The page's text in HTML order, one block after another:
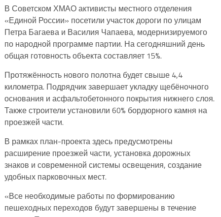
В Советском ХМАО активисты местного отделения
«Единой России» посетили участок дороги по улицам
Петра Багаева и Василия Чапаева, модернизируемого
по народной программе партии. На сегодняшний день
общая готовность объекта составляет 15%.
Протяжённость нового полотна будет свыше 4,4
километра. Подрядчик завершает укладку щебёночного
основания и асфальтобетонного покрытия нижнего слоя.
Также строители установили 60% бордюрного камня на
проезжей части.
В рамках план-проекта здесь предусмотрены
расширение проезжей части, установка дорожных
знаков и современной системы освещения, создание
удобных парковочных мест.
«Все необходимые работы по формированию
пешеходных переходов будут завершены в течение